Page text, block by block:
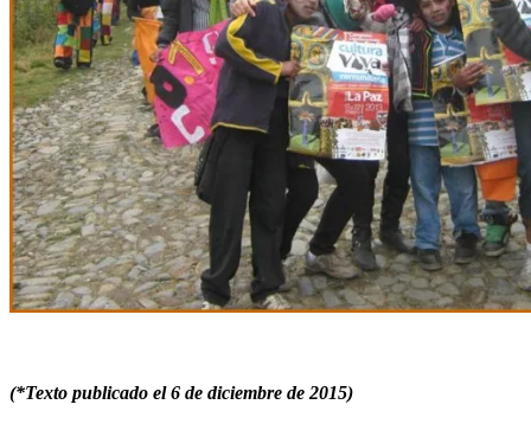
(*Texto publicado el 6 de diciembre de 2015)